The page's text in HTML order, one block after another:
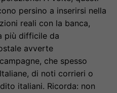
persino a inserirsi nella
reali con la banca,
più difficile da
avverte
che spesso
di noti corrieri o
italiani. Ricorda: non